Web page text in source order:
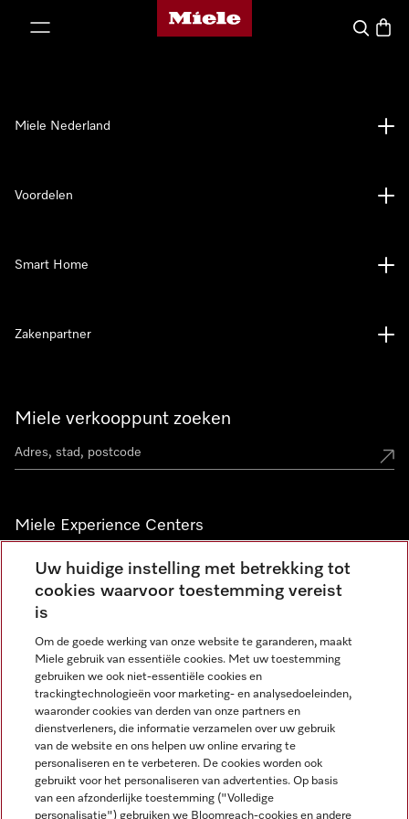
Homepage van Miele
Wat zoek
Miele verkooppunt zoeken
Miele Experience Centers
Vind jouw Miele Experience Center
Nieuwsbrief
Miele Nederland
Voordelen
Smart Home
Zakenpartner
Miele op Instagram
Miele op Facebook
Miele op Youtube
Uw huidige instelling met betrekking tot
cookies waarvoor toestemming vereist
is
Om de goede werking van onze website te garanderen, maakt
Miele gebruik van essentiële cookies. Met uw toestemming
gebruiken we ook niet-essentiële cookies en
trackingtechnologieën voor marketing- en analysedoeleinden,
waaronder cookies van derden van onze partners en
dienstverleners, die informatie verzamelen over uw gebruik
van de website en ons helpen uw online ervaring te
personaliseren en te verbeteren. De cookies worden ook
gebruikt voor het personaliseren van advertenties. Op basis
van een afzonderlijke toestemming ("Volledige
personalisatie") gebruiken we Bloomreach-cookies en andere